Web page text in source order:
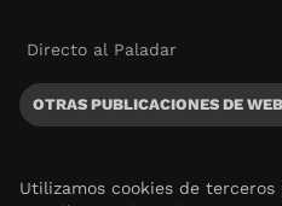
Directo al Paladar
OTRAS PUBLICACIONES DE
Utilizamos cookies de terceros